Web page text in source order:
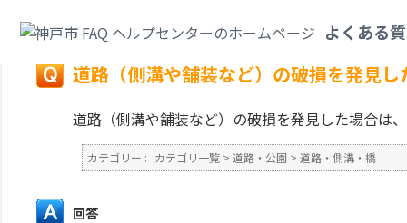
よくある
戻る
道路（側溝や舗装など）の破損を発見
道路（側溝や舗装など）の破損を発見した場合は
カテゴリー : カテゴリ一覧 > 道路・公園 > 道路・側溝・橋
回答